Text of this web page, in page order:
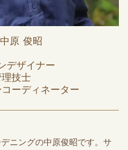
原 俊昭
デザイナー
技士
ーディネーター
ニングの中原俊昭です。 サ